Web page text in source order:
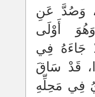
، وَصُدَّ عَنِ
أَوْلَى
جَاءَهُ فِي
قَدْ سَاقَ
فِي مَحِلِّهِ